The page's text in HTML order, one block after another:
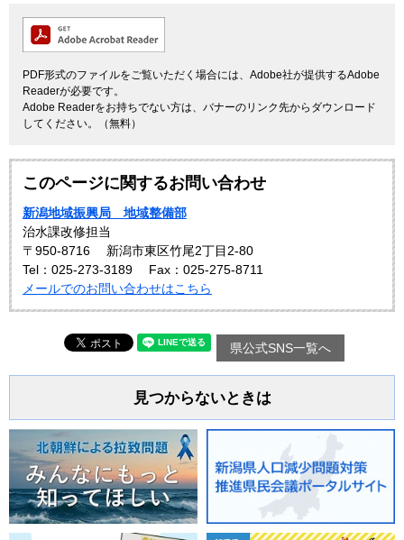
PDF形式のファイルをご覧いただく場合には、Adobe社が提供するAdobe
Readerが必要です。
Adobe Readerをお持ちでない方は、バナーのリンク先からダウンロード
してください。（無料）
このページに関するお問い合わせ
新潟地域振興局 地域整備部
治水課改修担当
〒950-8716
新潟市東区竹尾2丁目2-80
Tel：025-273-3189
Fax：025-275-8711
メールでのお問い合わせはこちら
県公式SNS一覧へ
見つからないときは